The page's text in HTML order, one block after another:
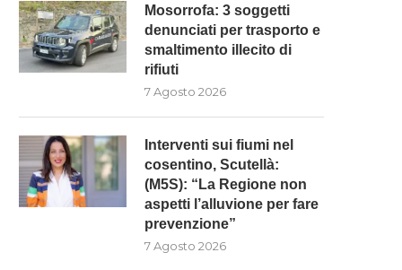
“LA...
7 Agosto 2026
2026” CHE...
7 Agosto 2026
Mosorrofa: 3 soggetti
denunciati per trasporto e
smaltimento illecito di
rifiuti
7 Agosto 2026
Interventi sui fiumi nel
cosentino, Scutellà:
(M5S): “La Regione non
aspetti l’alluvione per fare
prevenzione”
7 Agosto 2026